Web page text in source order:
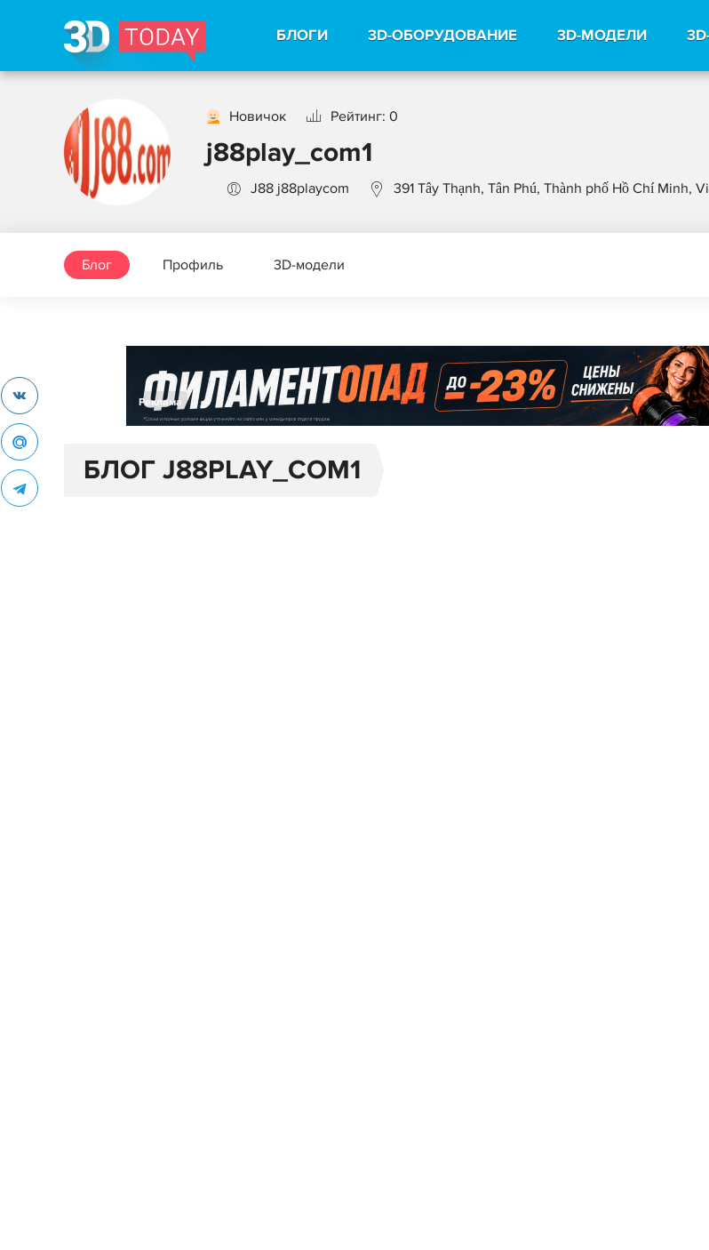
БЛОГИ 3D-ОБОРУДОВАНИЕ 3D-МОДЕЛИ
Новичок Рейтинг: 0
j88play_com1
J88 j88playcom 391 Tây Thạnh, Tân Phú, Thành phố Hồ Chí Minh,
Блог Профиль 3D-модели
Реклама
БЛОГ J88PLAY_COM1